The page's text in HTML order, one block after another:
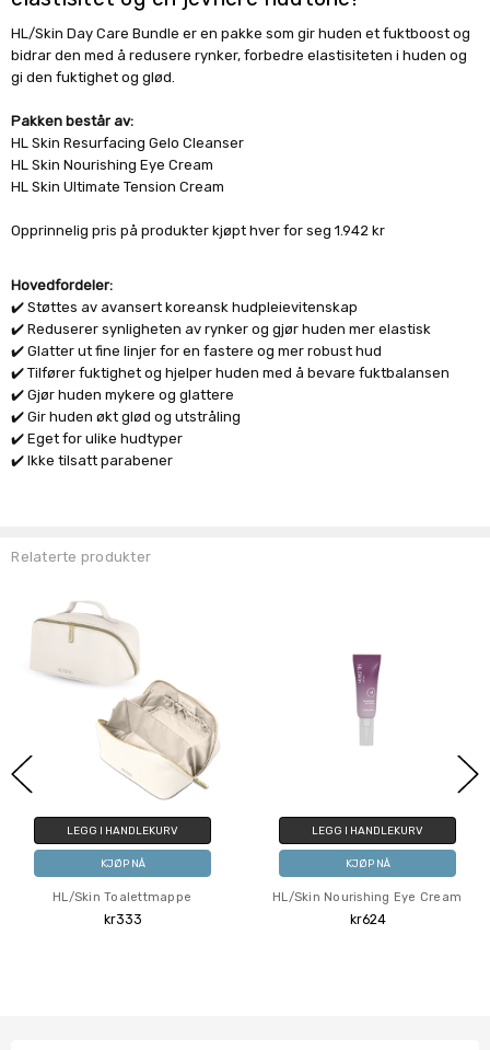
HL/Skin Day Care Bundle er en pakke som gir huden et fuktboost og
bidrar den med å redusere rynker, forbedre elastisiteten i huden og
gi den fuktighet og glød.
Pakken består av:
HL Skin Resurfacing Gelo Cleanser
HL Skin Nourishing Eye Cream
HL Skin Ultimate Tension Cream
Opprinnelig pris på produkter kjøpt hver for seg 1.942 kr
Hovedfordeler:
✔️Støttes av avansert koreansk hudpleievitenskap
✔️Reduserer synligheten av rynker og gjør huden mer elastisk
✔️Glatter ut fine linjer for en fastere og mer robust hud
✔️Tilfører fuktighet og hjelper huden med å bevare fuktbalansen
✔️Gjør huden mykere og glattere
✔️Gir huden økt glød og utstråling
✔️ Eget for ulike hudtyper
✔️ Ikke tilsatt parabener
Relaterte produkter
LEGG I HANDLEKURV
KJØP NÅ
HL/Skin Toalettmappe
kr333
LEGG I HANDLEKURV
KJØP NÅ
HL/Skin Nourishing Eye Cream
kr624